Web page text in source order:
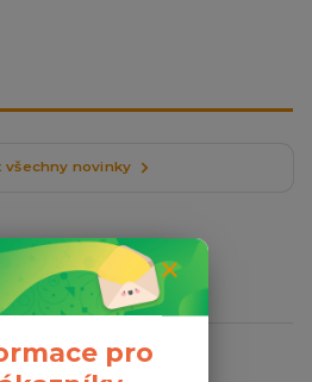
všechny novinky
z našeho blogu
pro